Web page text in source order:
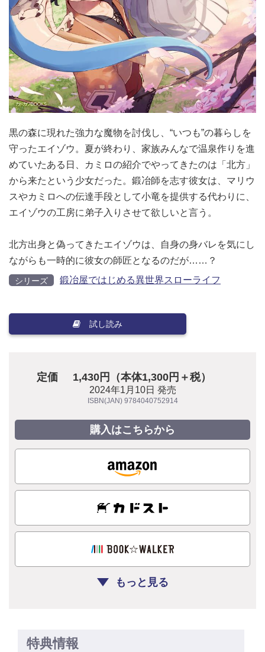
黒の森に現れた強力な魔物を討伐し、“いつも”の暮らしを
守ったエイゾウ。夏が終わり、家族みんなで温泉作りを進
めていたある日、カミロの紹介でやってきたのは「北方」
から来たという少女だった。鍛冶師を志す彼女は、マリウ
スやカミロへの伝達手段として小竜を提供する代わりに、
エイゾウの工房に弟子入りさせて欲しいと言う。
北方出身と偽ってきたエイゾウは、自身の身バレを気にし
ながらも一時的に彼女の師匠となるのだが……？
シリーズ 鍛冶屋ではじめる異世界スローライフ
試し読み
定価 1,430円（本体1,300円＋税）
2024年1月10日 発売
ISBN(JAN) 9784040752914
購入はこちらから
もっと見る
特典情報